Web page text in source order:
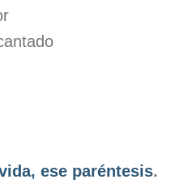
ese paréntesis.